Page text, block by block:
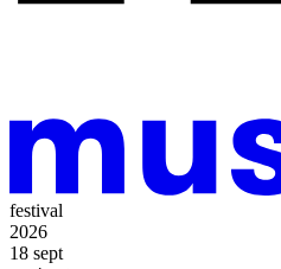
festival
2026
18 sept